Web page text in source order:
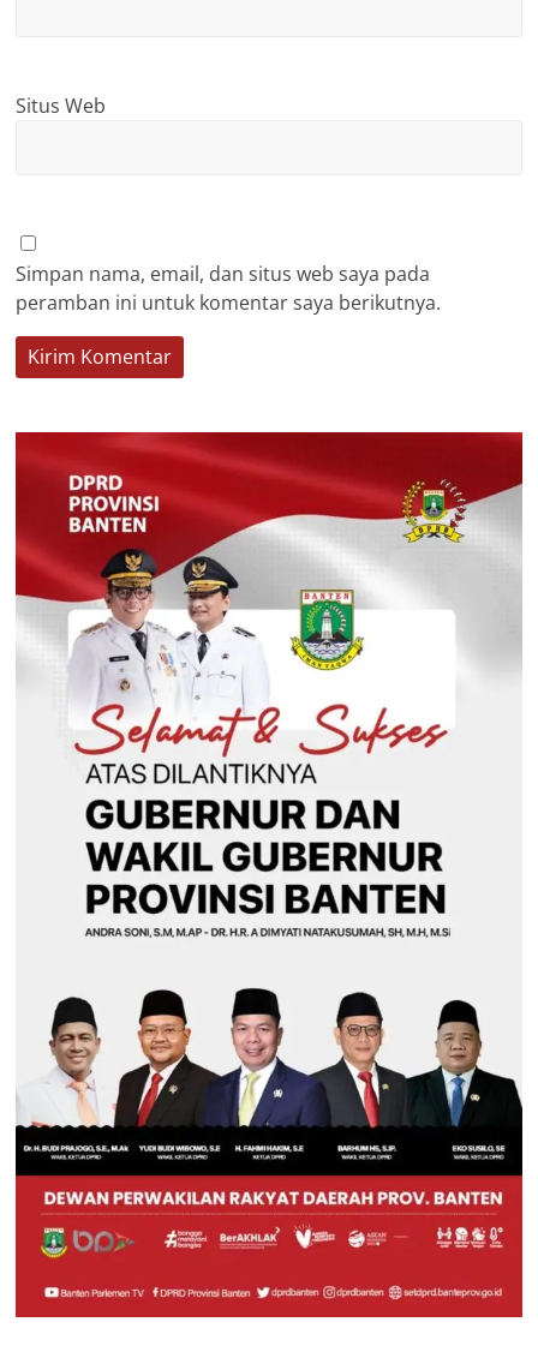
Situs Web
Simpan nama, email, dan situs web saya pada
peramban ini untuk komentar saya berikutnya.